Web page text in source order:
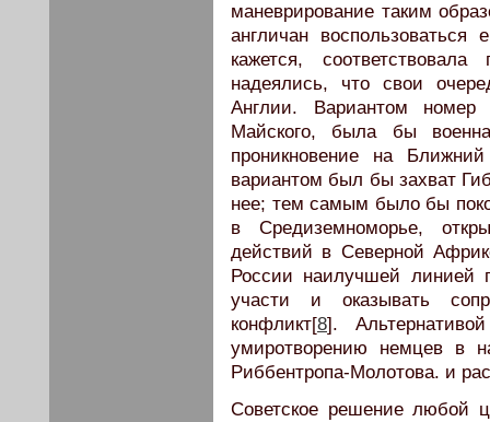
маневрирование таким
англичан воспользоваться
кажется,
надеялись, что свои
Англии. Вариантом номер
Майского, была бы
проникновение на
вариантом был бы захват
нее; тем самым было бы
в Средиземноморье,
действий в Северной
России наилучшей линией
участи и оказывать
конфликт[8].
умиротворению немцев в
Риббентропа-Молотова. и
Советское решение любой